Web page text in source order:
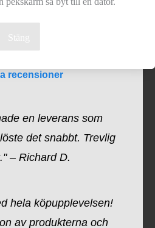
Stäng
4,9
recensioner
en leverans som
det snabbt. Trevlig
– Richard D.
hela köpupplevelsen!
av produkterna och